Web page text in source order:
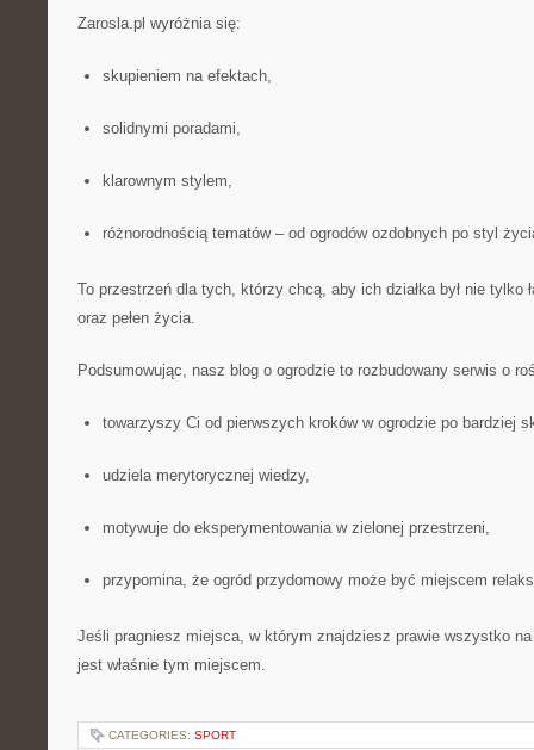
Zarosla.pl wyróżnia się:
skupieniem na efektach,
solidnymi poradami,
klarownym stylem,
różnorodnością tematów – od ogrodów ozdobnych po styl
To przestrzeń dla tych, którzy chcą, aby ich działka był nie tylko
oraz pełen życia.
Podsumowując, nasz blog o ogrodzie to rozbudowany serwis o
towarzyszy Ci od pierwszych kroków w ogrodzie po bardziej
udziela merytorycznej wiedzy,
motywuje do eksperymentowania w zielonej przestrzeni,
przypomina, że ogród przydomowy może być miejscem
Jeśli pragniesz miejsca, w którym znajdziesz prawie wszystko
jest właśnie tym miejscem.
CATEGORIES: SPORT